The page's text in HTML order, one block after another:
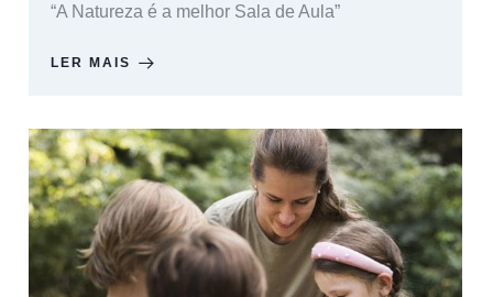
“A Natureza é a melhor Sala de Aula”
LER MAIS